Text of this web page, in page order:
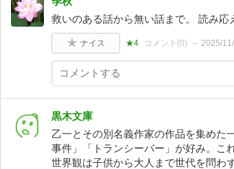
救いのある話から無い話まで。 読み応
ナイス ★4 コメント(0) 2025/
黒木文庫
乙一とその別名義作家の作品を集めた
事件」「トランシーバー」が好み。こ
世界観は子供から大人まで世代を問わ